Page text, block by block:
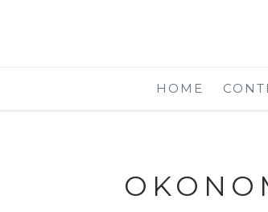
HOME